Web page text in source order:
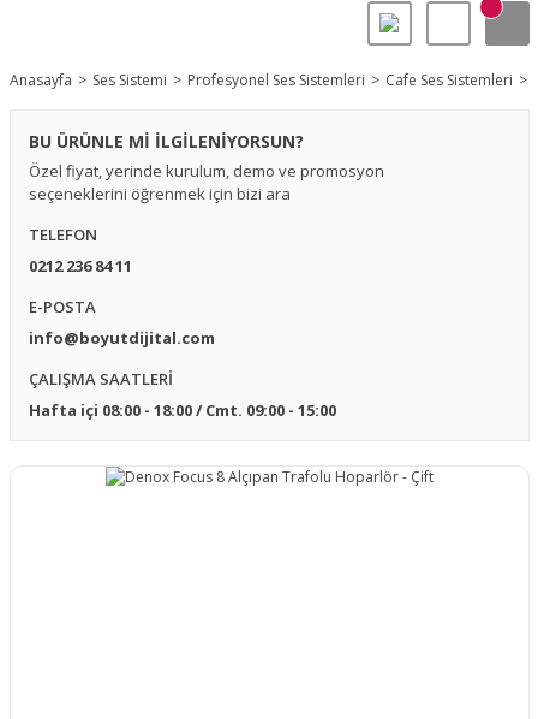
Anasayfa Ses Sistemi Profesyonel Ses Sistemleri Cafe Ses Sistemleri
BU ÜRÜNLE Mİ İLGİLENİYORSUN?
Özel fiyat, yerinde kurulum, demo ve promosyon
seçeneklerini öğrenmek için bizi ara
TELEFON
0212 236 84 11
E-POSTA
info@boyutdijital.com
ÇALIŞMA SAATLERİ
Hafta içi 08:00 - 18:00 / Cmt. 09:00 - 15:00